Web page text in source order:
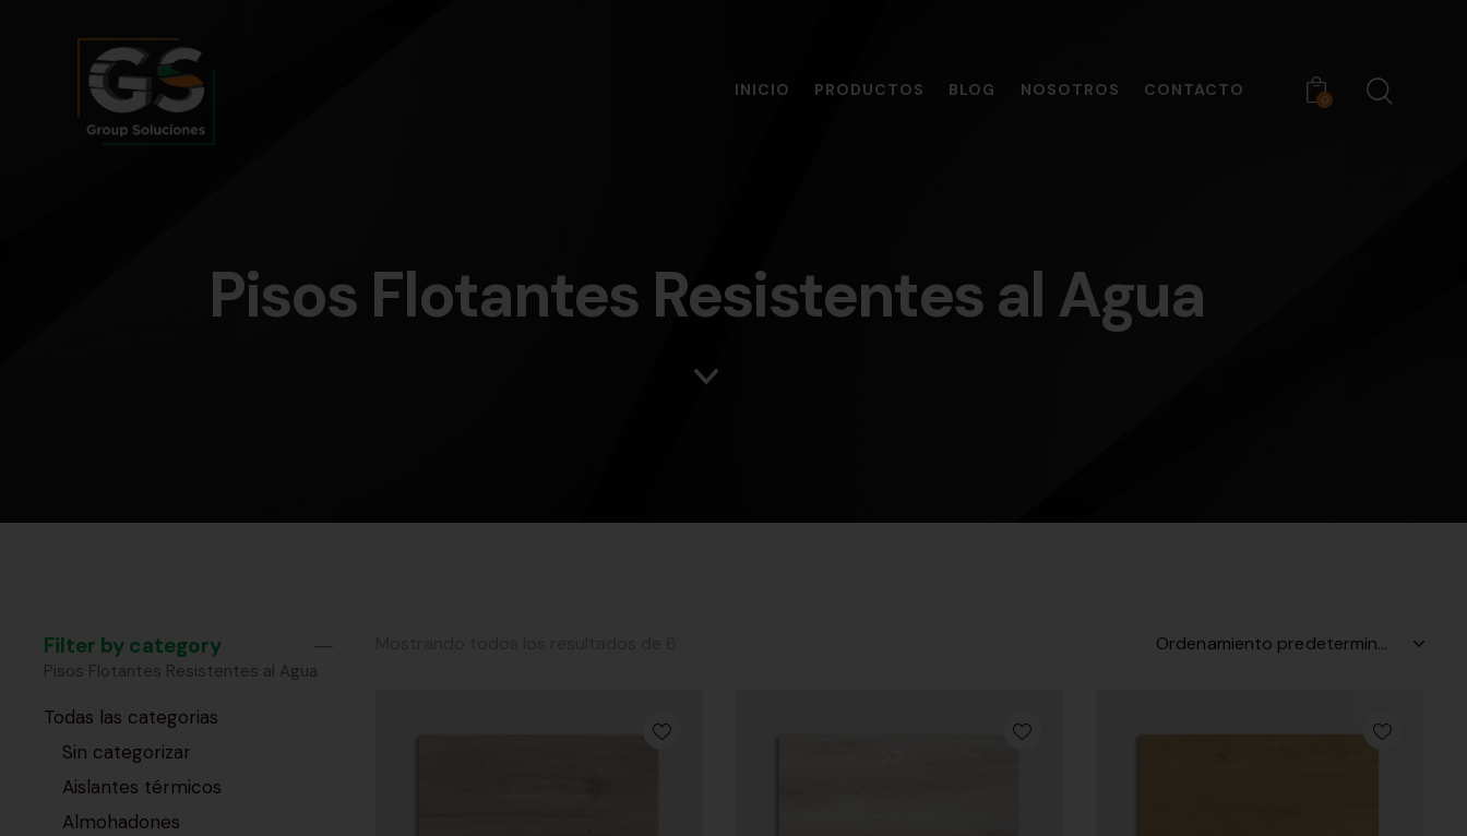
INICIO PRODUCTOS BLOG NOSOTROS CONTACTO
0
Pisos Flotantes Resistentes al Agua
Filter by category
Pisos Flotantes Resistentes al Agua
Todas las categorias
Sin categorizar
Aislantes térmicos
Almohadones